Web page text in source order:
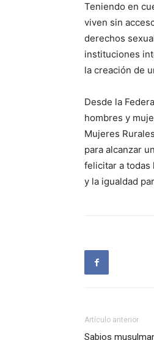
Teniendo en
viven sin
derechos
instituciones
la creación de
Desde la
hombres y
Mujeres
para alcanzar
felicitar a todas
y la igualdad
Artículo anterior
Sabios